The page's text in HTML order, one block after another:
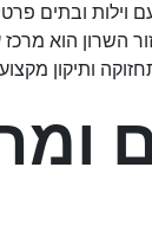
וילות ובתים
הוא
ותיקון